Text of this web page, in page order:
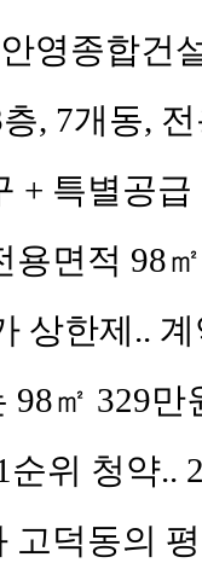
영종합건
층, 7개동,
+ 특별공
용면적 98
상한제..
98㎡ 329만
순위 청약
고덕동의